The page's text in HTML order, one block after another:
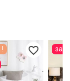
favorite_border